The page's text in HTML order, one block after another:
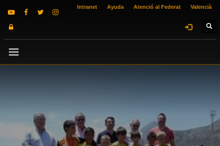
Intranet Ayuda Atenció al Federat Valencià